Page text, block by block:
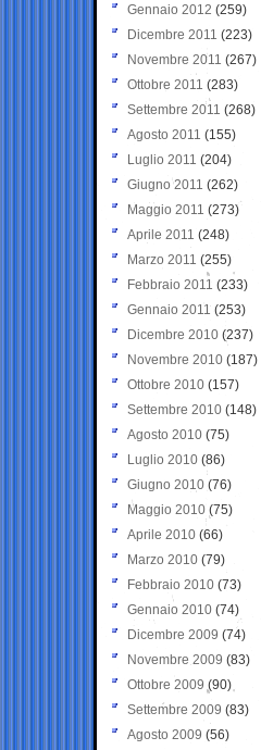
Gennaio 2012 (259)
Dicembre 2011 (223)
Novembre 2011 (267)
Ottobre 2011 (283)
Settembre 2011 (268)
Agosto 2011 (155)
Luglio 2011 (204)
Giugno 2011 (262)
Maggio 2011 (273)
Aprile 2011 (248)
Marzo 2011 (255)
Febbraio 2011 (233)
Gennaio 2011 (253)
Dicembre 2010 (237)
Novembre 2010 (187)
Ottobre 2010 (157)
Settembre 2010 (148)
Agosto 2010 (75)
Luglio 2010 (86)
Giugno 2010 (76)
Maggio 2010 (75)
Aprile 2010 (66)
Marzo 2010 (79)
Febbraio 2010 (73)
Gennaio 2010 (74)
Dicembre 2009 (74)
Novembre 2009 (83)
Ottobre 2009 (90)
Settembre 2009 (83)
Agosto 2009 (56)